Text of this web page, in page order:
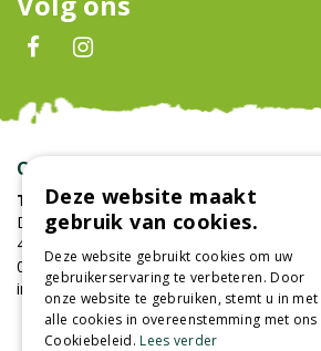
Contact
Tuincentrum Oosterhout
Damweg 7
4905BS Oosterhout
0162-451852
info@tuincentrumoosterhout.nl
Deze website maakt
gebruik van cookies.
Deze website gebruikt cookies om uw
gebruikerservaring te verbeteren. Door
onze website te gebruiken, stemt u in met
alle cookies in overeenstemming met ons
Cookiebeleid.Lees verder